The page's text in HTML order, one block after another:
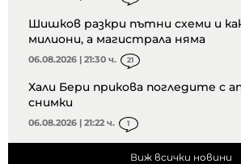
Шишков разкри пътни схеми и
милиони, а магистрала няма
06.08.2026 | 21:30 ч. 21
Хали Бери прикова погледите с
снимки
06.08.2026 | 21:22 ч. 1
Виж всички новини